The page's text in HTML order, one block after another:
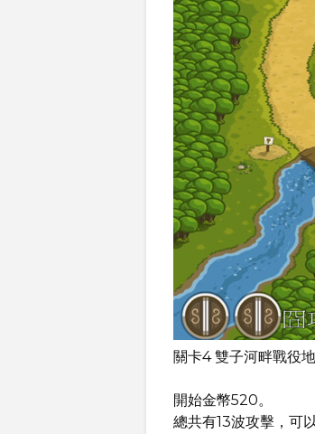
關卡4 雙子河畔戰役地
開始金幣520。
總共有13波攻擊，可